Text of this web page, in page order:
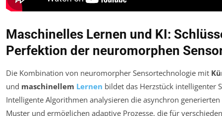
Maschinelles Lernen und KI:
Perfektion der neuromorphen
Die Kombination von neuromorpher Sensortechnologie mit
und maschinellem Lernen bildet das Herzstück intelligenter
Intelligente Algorithmen analysieren die asynchron
Muster und ermöglichen adaptive Prozesse, die für